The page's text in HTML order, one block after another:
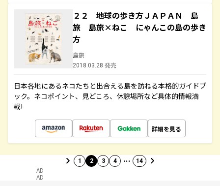
２２ 地球の歩き方ＪＡＰＡＮ 島
旅 島旅×ねこ にゃんこの島の歩き
方
島旅
2018.03.28 発売
日本各地にあるネコたちと出合える島を訪ねる本格的ガイドブ
ック。ネコポイント、見どころ、休憩場所など具体的情報満
載!
詳細を見る
1 2 3 4 … 14
AD
AD